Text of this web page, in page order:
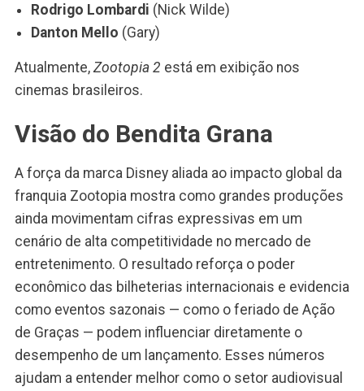
Rodrigo Lombardi (Nick Wilde)
Danton Mello (Gary)
Atualmente, Zootopia 2 está em exibição nos
cinemas brasileiros.
Visão do Bendita Grana
A força da marca Disney aliada ao impacto global da
franquia Zootopia mostra como grandes produções
ainda movimentam cifras expressivas em um
cenário de alta competitividade no mercado de
entretenimento. O resultado reforça o poder
econômico das bilheterias internacionais e evidencia
como eventos sazonais — como o feriado de Ação
de Graças — podem influenciar diretamente o
desempenho de um lançamento. Esses números
ajudam a entender melhor como o setor audiovisual